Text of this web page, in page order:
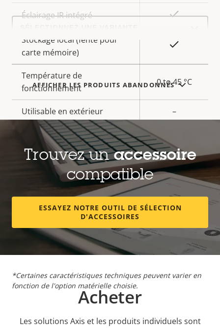
Éclairage IR intégré Oui
Stockage local (fente pour
carte mémoire)
Température de
fonctionnement
0 to 45 °C
Utilisable en extérieur –
Indice de protection contre
le vandalisme
IK08
Indice de protection IP IP42
Conçu pour être repeint Oui
Développement durable
free, PVC
*Certaines caractéristiques techniques peuvent varier en
fonction de l'option matérielle choisie.
Select
product
variant:
AFFICHER LES PRODUITS ABANDONNÉS
Trouvez unaccessoire
compatible
ESSAYEZ NOTRE OUTIL DE SÉLECTION
D'ACCESSOIRES
Acheter
Les solutions Axis et les produits individuels sont